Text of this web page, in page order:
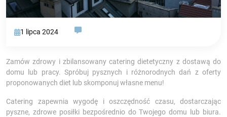
1 lipca 2024
Zamów zdrowy i zbilansowany catering dietetyczny z dostawą do
domu lub pracy. Spróbuj pysznych i różnorodnych dań z oferty
proponowanych diet lub skomponuj własne menu!
Catering zapewnia wygodę i oszczędność czasu, dostarczając
pyszne, zdrowe posiłki bezpośrednio do Twojego domu lub biura.